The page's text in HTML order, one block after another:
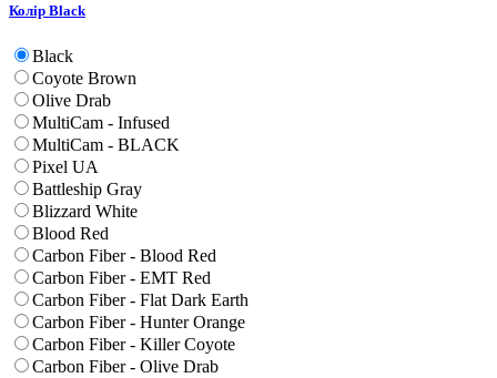
Колір Black
Black
Coyote Brown
Olive Drab
MultiCam - Infused
MultiCam - BLACK
Pixel UA
Battleship Gray
Blizzard White
Blood Red
Carbon Fiber - Blood Red
Carbon Fiber - EMT Red
Carbon Fiber - Flat Dark Earth
Carbon Fiber - Hunter Orange
Carbon Fiber - Killer Coyote
Carbon Fiber - Olive Drab